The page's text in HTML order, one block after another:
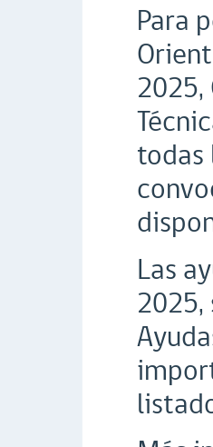
Para
todas
Las
2025,